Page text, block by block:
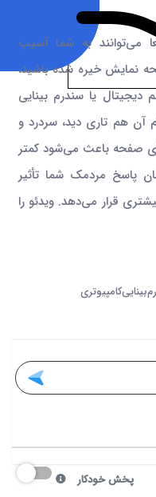
می‌توانند به شما آسیب
نمایش خیره شده باشید،
یا سندرم بینایی
آن هم تاری دید، سردرد و
صفحه باعث می‌شود کمتر
پاسخ مردمک شما تأثیر
قرار می‌دهد. ویدئو را
پخش خودکار